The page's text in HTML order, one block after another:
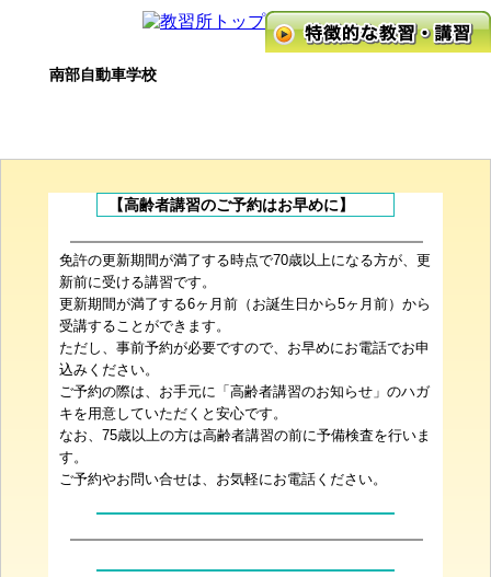
南部自動車学校
【高齢者講習のご予約はお早めに】
免許の更新期間が満了する時点で70歳以上になる方が、更
新前に受ける講習です。
更新期間が満了する6ヶ月前（お誕生日から5ヶ月前）から
受講することができます。
ただし、事前予約が必要ですので、お早めにお電話でお申
込みください。
ご予約の際は、お手元に「高齢者講習のお知らせ」のハガ
キを用意していただくと安心です。
なお、75歳以上の方は高齢者講習の前に予備検査を行いま
す。
ご予約やお問い合せは、お気軽にお電話ください。